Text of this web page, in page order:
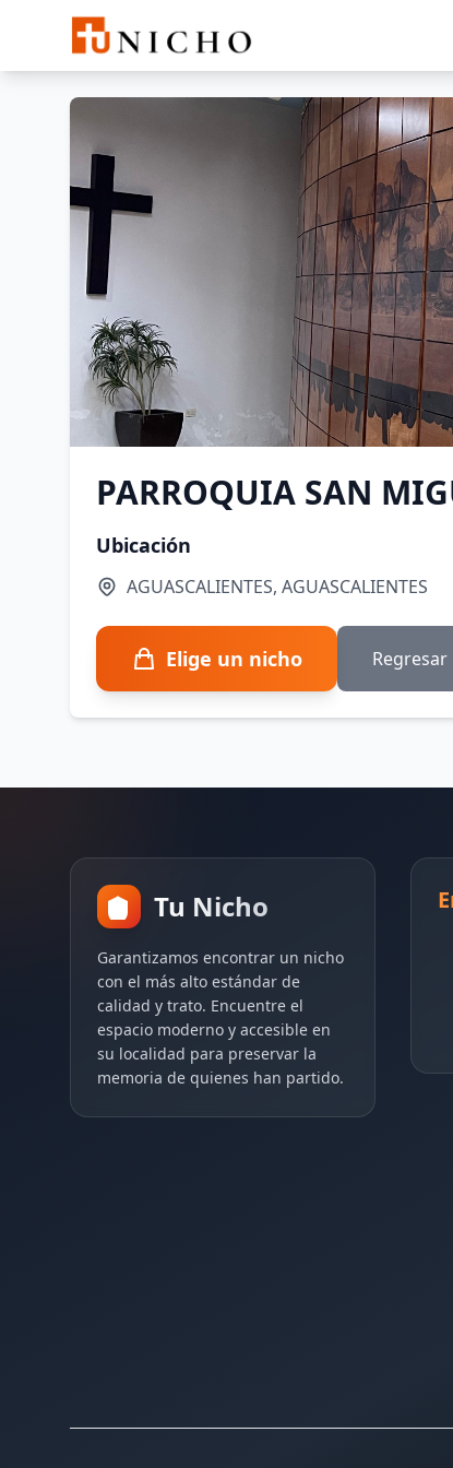
Buscar
PARROQUIA SAN
Ubicación
AGUASCALIENTES, AGUASCALIENTES
Elige un nicho Regresar
Tu Nicho
Garantizamos encontrar un nicho
con el más alto estándar de
calidad y trato. Encuentre el
espacio moderno y accesible en
su localidad para preservar la
memoria de quienes han partido.